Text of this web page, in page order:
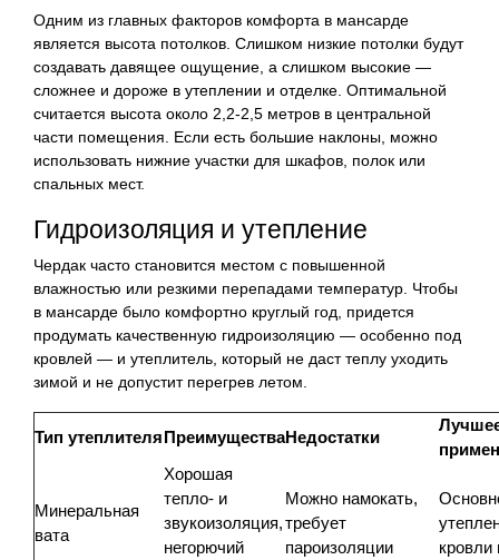
Одним из главных факторов комфорта в мансарде
является высота потолков. Слишком низкие потолки будут
создавать давящее ощущение, а слишком высокие —
сложнее и дороже в утеплении и отделке. Оптимальной
считается высота около 2,2-2,5 метров в центральной
части помещения. Если есть большие наклоны, можно
использовать нижние участки для шкафов, полок или
спальных мест.
Гидроизоляция и утепление
Чердак часто становится местом с повышенной
влажностью или резкими перепадами температур. Чтобы
в мансарде было комфортно круглый год, придется
продумать качественную гидроизоляцию — особенно под
кровлей — и утеплитель, который не даст теплу уходить
зимой и не допустит перегрев летом.
Тип утеплителяПреимуществаНедостатки
Минеральная
вата
Хорошая
тепло- и
звукоизоляция,
негорючий
Можно намокать,
требует
пароизоляции
кровли